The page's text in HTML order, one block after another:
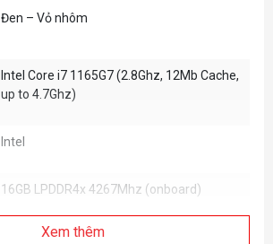
Đen – Vỏ nhôm
Intel Core i7 1165G7 (2.8Ghz, 12Mb Cache,
up to 4.7Ghz)
Intel
16GB LPDDR4x 4267Mhz (onboard)
Xem thêm